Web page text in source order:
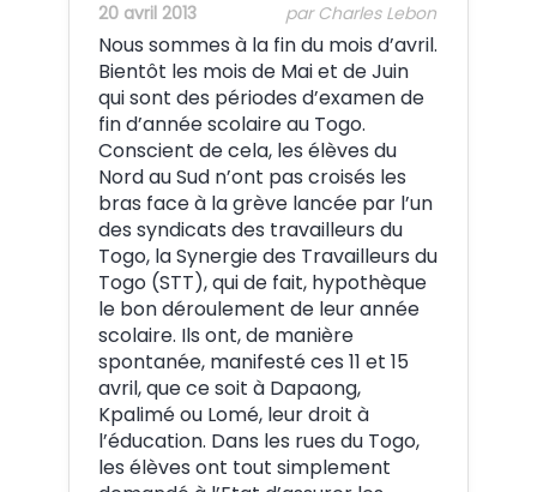
20 avril 2013 par Charles Lebon
Nous sommes à la fin du mois d’avril.
Bientôt les mois de Mai et de Juin
qui sont des périodes d’examen de
fin d’année scolaire au Togo.
Conscient de cela, les élèves du
Nord au Sud n’ont pas croisés les
bras face à la grève lancée par l’un
des syndicats des travailleurs du
Togo, la Synergie des Travailleurs du
Togo (STT), qui de fait, hypothèque
le bon déroulement de leur année
scolaire. Ils ont, de manière
spontanée, manifesté ces 11 et 15
avril, que ce soit à Dapaong,
Kpalimé ou Lomé, leur droit à
l’éducation. Dans les rues du Togo,
les élèves ont tout simplement